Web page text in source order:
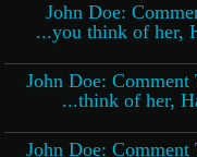
John Doe:
you think of her,
John Doe:
think of her,
John Doe: